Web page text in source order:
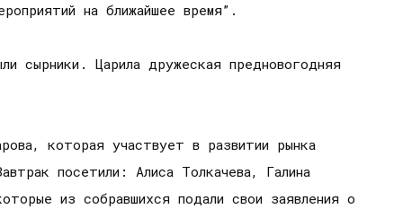
на ближайшее время”.
сырники. Царила дружеская предновогодняя
которая участвует в развитии рынка
посетили: Алиса Толкачева, Галина
из собравшихся подали свои заявления о